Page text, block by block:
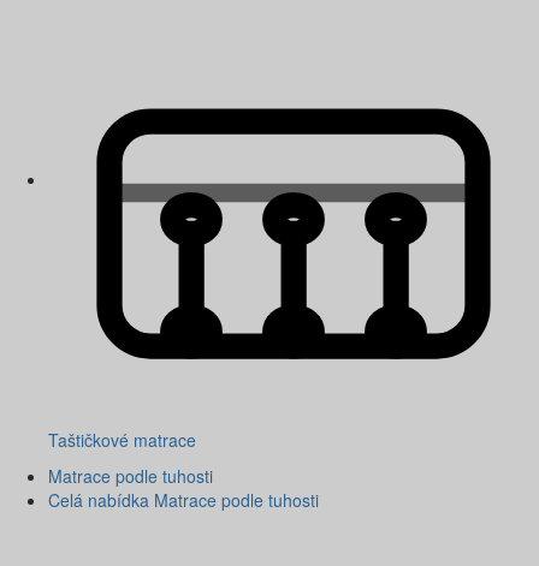
Taštičkové matrace
Matrace podle tuhosti
Celá nabídka Matrace podle tuhosti